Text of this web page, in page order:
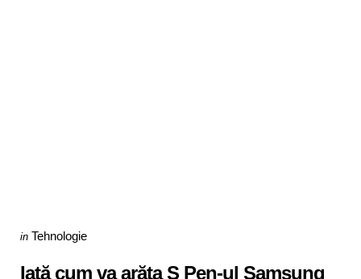
Categories
Posted
in Tehnologie
Iată cum va arăta S Pen-ul Samsung